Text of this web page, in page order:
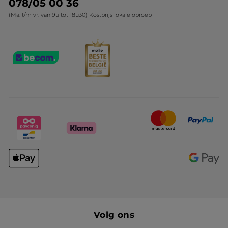
078/05 00 36
(Ma. t/m vr. van 9u tot 18u30) Kostprijs lokale oproep
Volg ons